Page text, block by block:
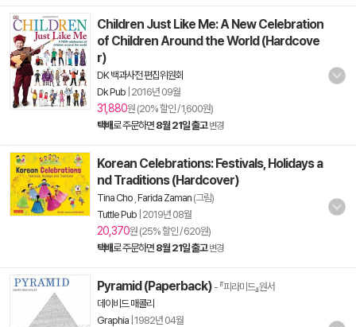
Children Just Like Me: A New Celebration
of Children Around the World (Hardcove
r)
DK 백과사전 편집위원회
Dk Pub 2016년 09월
31,880원 (20% 할인 / 1,600원)
택배로 주문하면 8월 21일 출고 변경
Korean Celebrations: Festivals, Holidays a
nd Traditions (Hardcover)
Tina Cho Farida Zaman (그림)
Tuttle Pub 2019년 08월
20,370원 (25% 할인 / 620원)
택배로 주문하면 8월 21일 출고 변경
Pyramid (Paperback) - 『피라미드』원서
데이비드 매콜리
Graphia 1982년 04월